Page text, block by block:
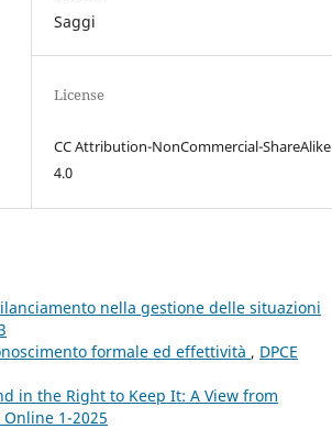
Saggi
License
CC Attribution-NonCommercial-ShareAlike
4.0
nella gestione delle situazioni
formale ed effettività , DPCE
in the Right to Keep It: A View from
Online 1-2025